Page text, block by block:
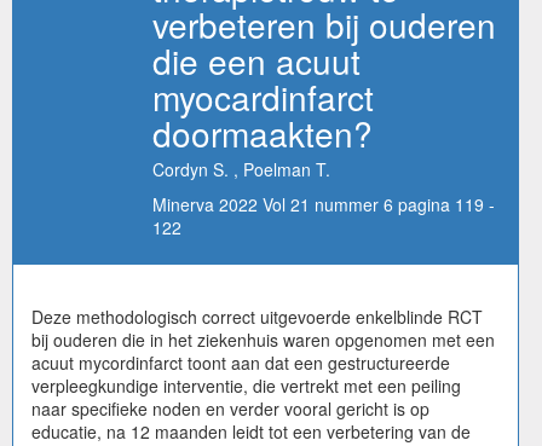
verbeteren bij ouderen
die een acuut
myocardinfarct
doormaakten?
Cordyn S. , Poelman T.
Minerva 2022 Vol 21 nummer 6 pagina 119 -
122
Deze methodologisch correct uitgevoerde enkelblinde RCT
bij ouderen die in het ziekenhuis waren opgenomen met een
acuut mycordinfarct toont aan dat een gestructureerde
verpleegkundige interventie, die vertrekt met een peiling
naar specifieke noden en verder vooral gericht is op
educatie, na 12 maanden leidt tot een verbetering van de